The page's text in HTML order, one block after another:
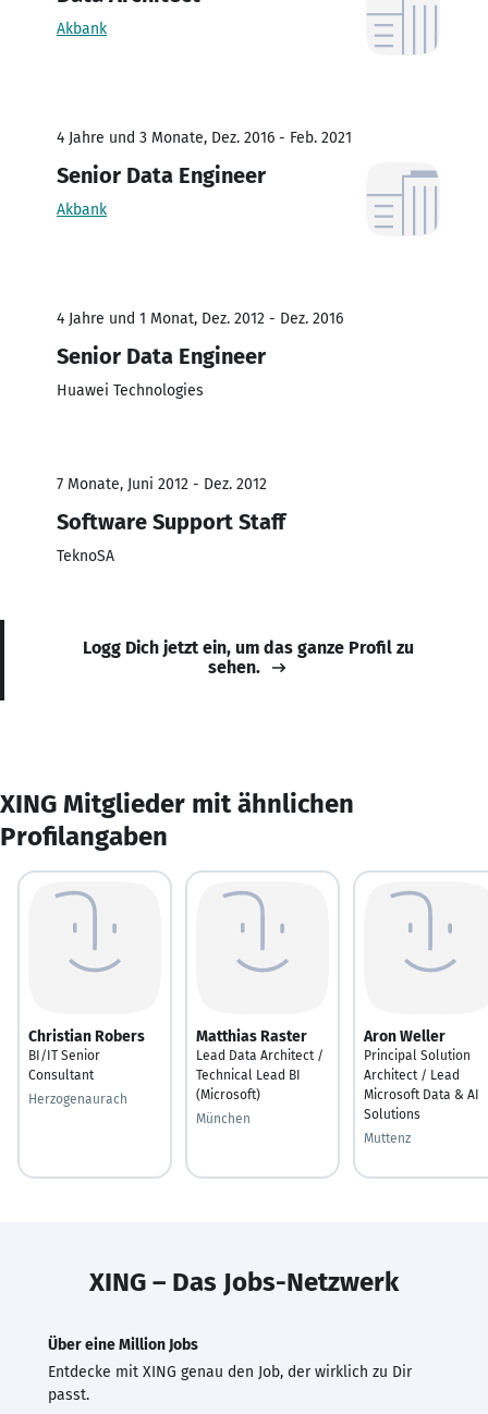
Akbank
4 Jahre und 3 Monate, Dez. 2016 - Feb. 2021
Senior Data Engineer
Akbank
4 Jahre und 1 Monat, Dez. 2012 - Dez. 2016
Senior Data Engineer
Huawei Technologies
7 Monate, Juni 2012 - Dez. 2012
Software Support Staff
TeknoSA
Logg Dich jetzt ein, um das ganze Profil zu
sehen.
XING Mitglieder mit ähnlichen
Profilangaben
Christian Robers
BI/IT Senior
Consultant
Herzogenaurach
Matthias Raster
Lead Data Architect /
Technical Lead BI
(Microsoft)
München
Aron Weller
Principal Solution
Architect / Lead
Microsoft Data & AI
Solutions
Muttenz
XING – Das Jobs-Netzwerk
Über eine Million Jobs
Entdecke mit XING genau den Job, der wirklich zu Dir
passt.